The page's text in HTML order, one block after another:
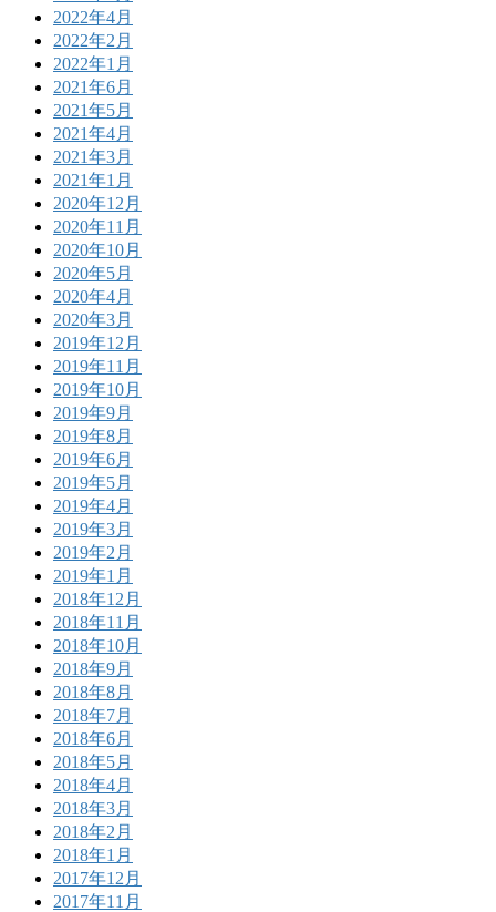
2022年4月
2022年2月
2022年1月
2021年6月
2021年5月
2021年4月
2021年3月
2021年1月
2020年12月
2020年11月
2020年10月
2020年5月
2020年4月
2020年3月
2019年12月
2019年11月
2019年10月
2019年9月
2019年8月
2019年6月
2019年5月
2019年4月
2019年3月
2019年2月
2019年1月
2018年12月
2018年11月
2018年10月
2018年9月
2018年8月
2018年7月
2018年6月
2018年5月
2018年4月
2018年3月
2018年2月
2018年1月
2017年12月
2017年11月